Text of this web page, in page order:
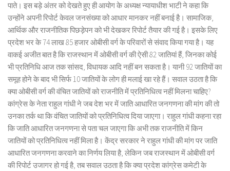
पाते। इस बड़े अंतर को देखते हुए ही आयोग के अध्यक्ष न्यायाधीश भाटी ने कहा कि
उन्होंने अपनी रिपोर्ट केवल जनसंख्या को आधार मानकर नहीं बनाई है। सामाजिक,
आर्थिक और राजनीतिक पिछड़ेपन को भी देखकर रिपोर्ट तैयार की गई है। इसके लिए
प्रदेश भर के 74 लाख 85 हजार ओबीसी वर्ग के परिवारों से संवाद किया गया है। यह
वाकई अजीत बात है कि राजस्थान में ओबीसी वर्ग की ऐसी 82 जातियां हैं, जिनका कोई
भी प्रतिनिधि आज तक सांसद, विधायक आदि नहीं बन सकता है। यानी 92 जातियों का
समूह होने के बाद भी सिर्फ 10 जातियों के लोग ही मलाई खा रहे हैं। सवाल उठता है कि
क्या ओबीसी वर्ग की वंचित जातियों को राजनीति में प्रतिनिधित्व नहीं मिलना चाहिए?
कांग्रेस के नेता राहुल गांधी ने जब देश भर में जाति आधारित जनगणना की मांग की तो
उनका तर्क था कि वंचित जातियों को प्रतिनिधित्व दिया जाएगा। राहुल गांधी कहना रहा
कि जाति आधारित जनगणना से पता चल जाएगा कि अभी तक राजनीति में किन
जातियों को प्रतिनिधित्व नहीं मिला है। केंद्र सरकार ने राहुल गांधी की मांग पर जाति
आधारित जनगणना करवाने का निर्णय लिया है, लेकिन जब राजस्थान में ओबीसी वर्ग
की रिपोर्ट उजागर हो गई है, तब सवाल उठता है कि क्या प्रदेश कांग्रेस कमेटी के